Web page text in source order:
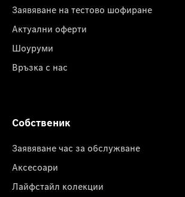
Заявяване на тестово шофиране
Актуални оферти
Шоуруми
Връзка с нас
Собственик
Заявяване час за обслужване
Аксесоари
Лайфстайл колекции